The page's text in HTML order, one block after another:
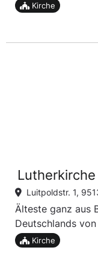
Kirche
Lutherkirche
Luitpoldstr. 1,
Älteste ganz aus
Deutschlands von
Kirche